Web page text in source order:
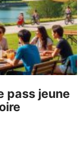
pass jeune